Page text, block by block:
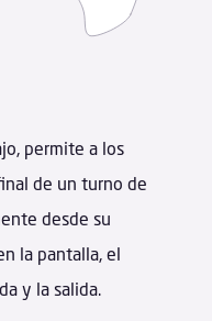
permite a los
de un turno de
desde su
la pantalla, el
y la salida.